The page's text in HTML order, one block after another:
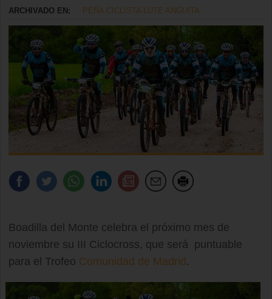
ARCHIVADO EN:
PEÑA CICLISTA LUTE ANGUITA
Boadilla del Monte celebra el próximo mes de
noviembre su III Ciclocross, que será puntuable
para el Trofeo Comunidad de Madrid .